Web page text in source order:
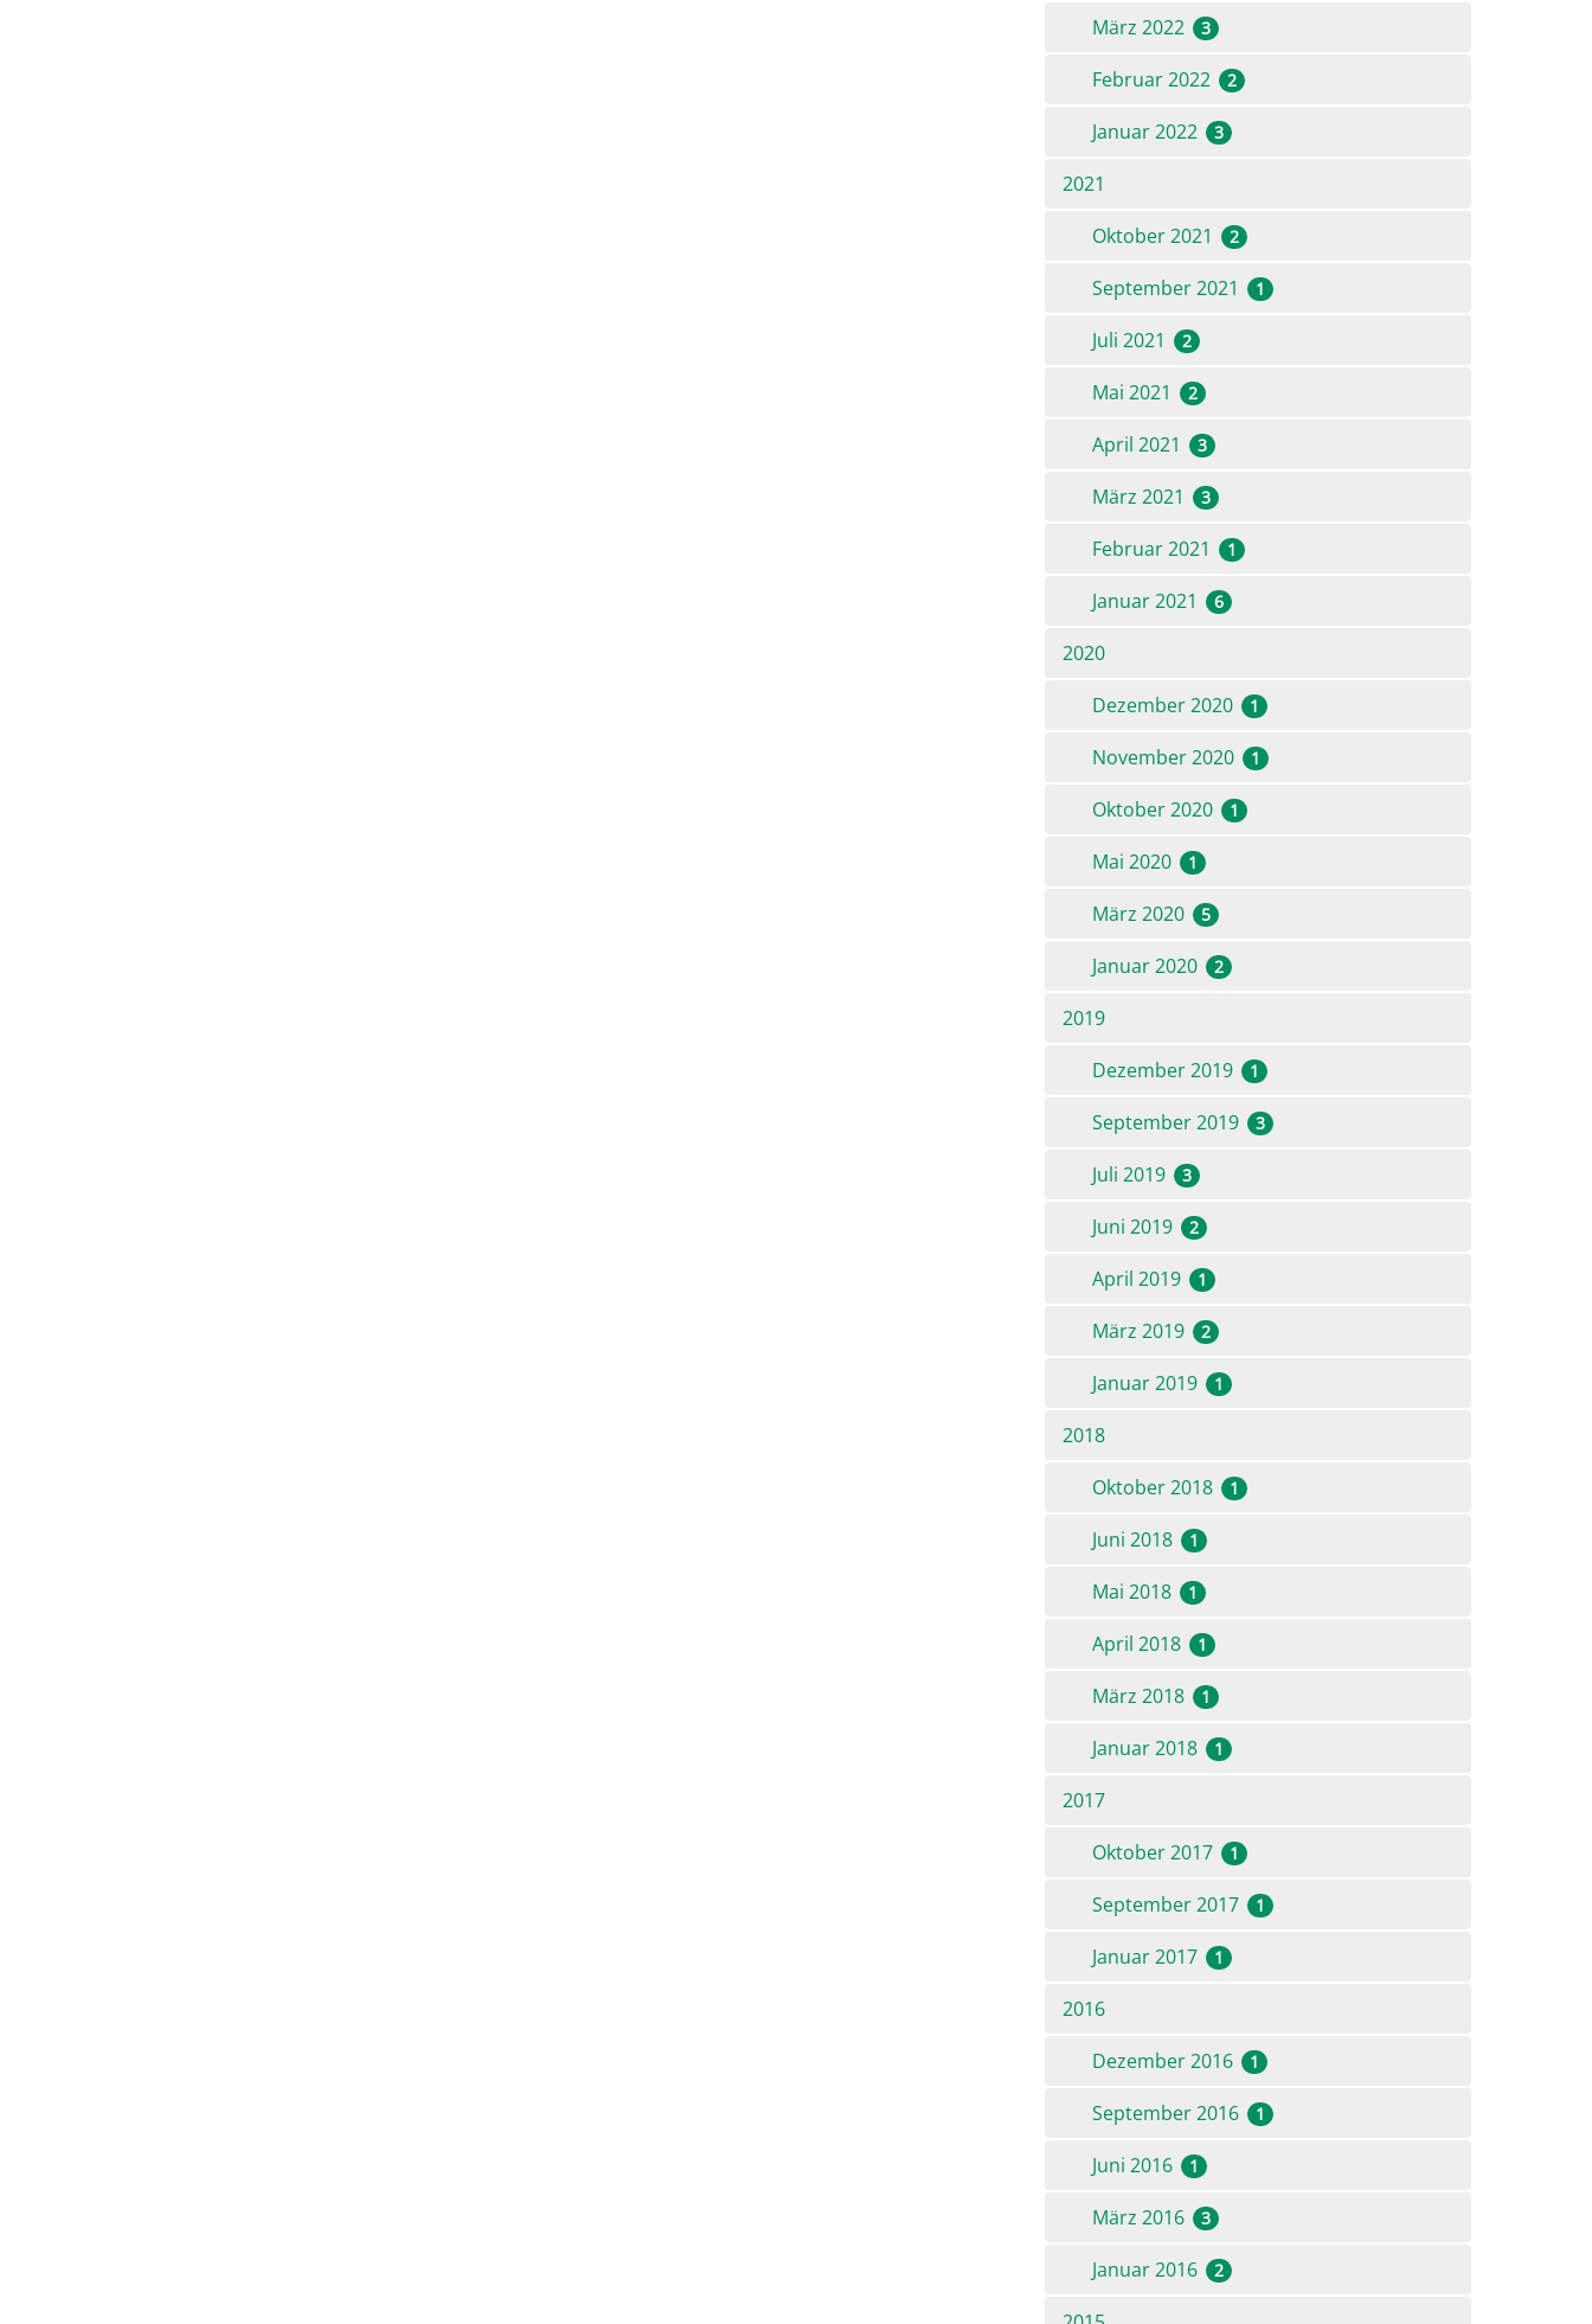
März 2022 3
Februar 2022 2
Januar 2022 3
2021
Oktober 2021
2
September 2021 1
Juli 2021 2
Mai 2021 2
April 2021 3
März 2021 3
Februar 2021 1
Januar 2021 6
2020
Dezember 2020
1
November 2020 1
Oktober 2020 1
Mai 2020 1
März 2020 5
Januar 2020 2
2019
Dezember 2019
1
September 2019 3
Juli 2019 3
Juni 2019 2
April 2019 1
März 2019 2
Januar 2019 1
2018
Oktober 2018
1
Juni 2018 1
Mai 2018 1
April 2018 1
März 2018 1
Januar 2018 1
2017
Oktober 2017
1
September 2017 1
Januar 2017 1
2016
Dezember 2016
1
September 2016 1
Juni 2016 1
März 2016 3
Januar 2016 2